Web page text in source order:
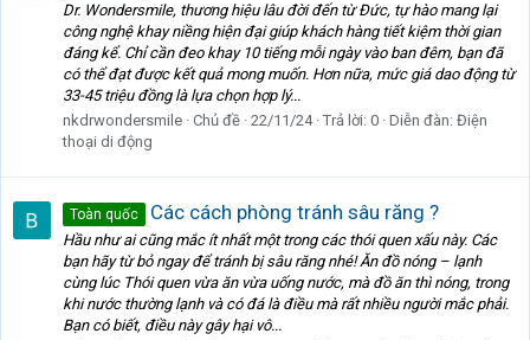
Dr. Wondersmile, thương hiệu lâu đời đến từ Đức, tự hào mang lại
công nghệ khay niềng hiện đại giúp khách hàng tiết kiệm thời gian
đáng kể. Chỉ cần đeo khay 10 tiếng mỗi ngày vào ban đêm, bạn đã
có thể đạt được kết quả mong muốn. Hơn nữa, mức giá dao động từ
33-45 triệu đồng là lựa chọn hợp lý...
nkdrwondersmile Chủ đề 22/11/24 Trả lời: 0 Diễn đàn: Điện
thoại di động
Toàn quốc Các cách phòng tránh sâu răng ?
Hầu như ai cũng mắc ít nhất một trong các thói quen xấu này. Các
bạn hãy từ bỏ ngay để tránh bị sâu răng nhé! Ăn đồ nóng – lạnh
cùng lúc Thói quen vừa ăn vừa uống nước, mà đồ ăn thì nóng, trong
khi nước thường lạnh và có đá là điều mà rất nhiều người mắc phải.
Bạn có biết, điều này gây hại vô...